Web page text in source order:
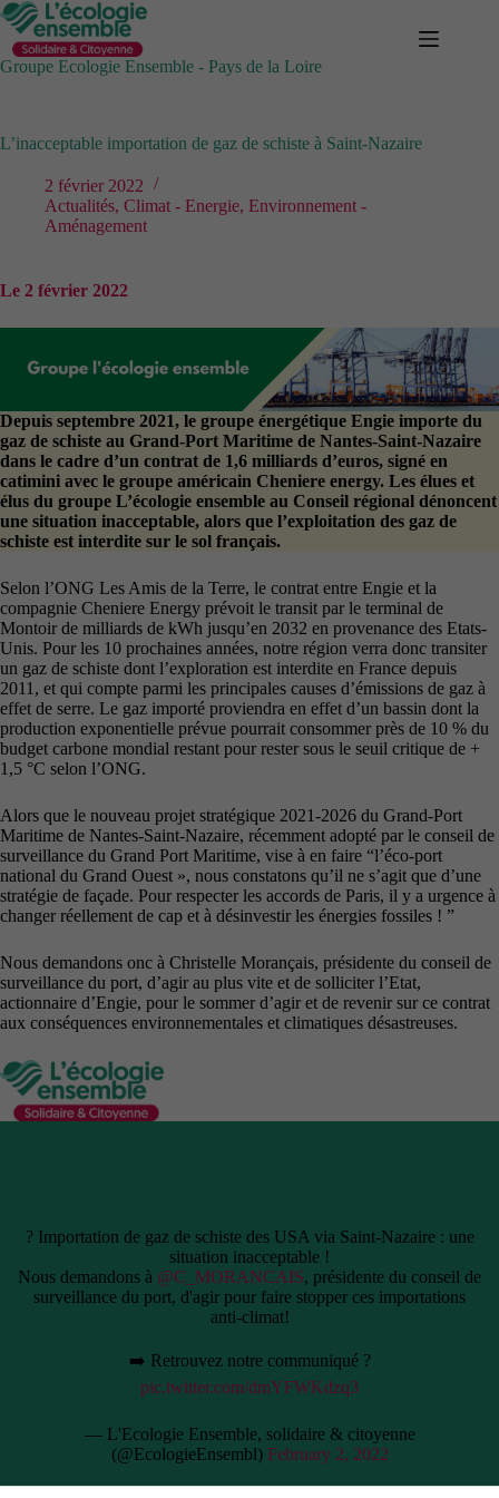
Passer
au
contenu
Groupe Ecologie Ensemble - Pays de la Loire
L’inacceptable importation de gaz de schiste à Saint-Nazaire
2 février 2022
Actualités, Climat - Energie, Environnement -
Aménagement
Le 2 février 2022
Depuis septembre 2021, le groupe énergétique Engie importe du
gaz de schiste au Grand-Port Maritime de Nantes-Saint-Nazaire
dans le cadre d’un contrat de 1,6 milliards d’euros, signé en
catimini avec le groupe américain Cheniere energy. Les élues et
élus du groupe L’écologie ensemble au Conseil régional dénoncent
une situation inacceptable, alors que l’exploitation des gaz de
schiste est interdite sur le sol français.
Selon l’ONG Les Amis de la Terre, le contrat entre Engie et la
compagnie Cheniere Energy prévoit le transit par le terminal de
Montoir de milliards de kWh jusqu’en 2032 en provenance des Etats-
Unis. Pour les 10 prochaines années, notre région verra donc transiter
un gaz de schiste dont l’exploration est interdite en France depuis
2011, et qui compte parmi les principales causes d’émissions de gaz à
effet de serre. Le gaz importé proviendra en effet d’un bassin dont la
production exponentielle prévue pourrait consommer près de 10 % du
budget carbone mondial restant pour rester sous le seuil critique de +
1,5 °C selon l’ONG.
Alors que le nouveau projet stratégique 2021-2026 du Grand-Port
Maritime de Nantes-Saint-Nazaire, récemment adopté par le conseil de
surveillance du Grand Port Maritime, vise à en faire “l’éco-port
national du Grand Ouest », nous constatons qu’il ne s’agit que d’une
stratégie de façade. Pour respecter les accords de Paris, il y a urgence à
changer réellement de cap et à désinvestir les énergies fossiles ! ”
Nous demandons onc à Christelle Morançais, présidente du conseil de
surveillance du port, d’agir au plus vite et de solliciter l’Etat,
actionnaire d’Engie, pour le sommer d’agir et de revenir sur ce contrat
aux conséquences environnementales et climatiques désastreuses.
? Importation de gaz de schiste des USA via Saint-Nazaire : une
situation inacceptable !
Nous demandons à @C_MORANCAIS, présidente du conseil de
surveillance du port, d'agir pour faire stopper ces importations
anti-climat!
➡️ Retrouvez notre communiqué ?
pic.twitter.com/dmYFWKdzq3
— L'Ecologie Ensemble, solidaire & citoyenne
(@EcologieEnsembl) February 2, 2022